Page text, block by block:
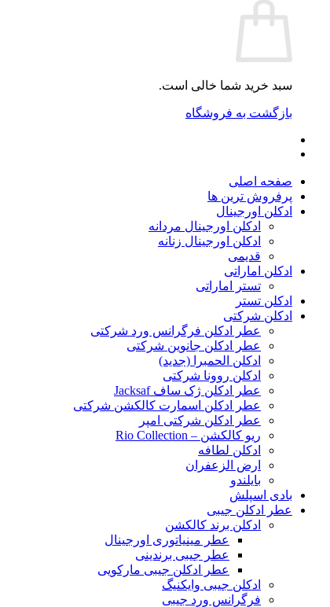
سبد خرید شما خالی است.
بازگشت به فروشگاه
صفحه اصلی
پرفروش ترین ها
ادکلن اورجینال
ادکلن اورجینال مردانه
ادکلن اورجینال زنانه
قدیمی
ادکلن اماراتی
تستر اماراتی
ادکلن تستر
ادکلن شرکتی
عطر ادکلن فرگرانس ورد شرکتی
عطر ادکلن جانوین شرکتی
ادکلن الحمبرا (جدید)
ادکلن روونا شرکتی
عطر ادکلن ژک‌ ساف Jacksaf
عطر ادکلن اسمارت کالکشن شرکتی
عطر ادکلن شرکتی امپر
ریو کالکشن – Rio Collection
ادکلن لطافه
ارض الزعفران
بایلندو
بادی اسپلش
عطر ادکلن جیبی
ادکلن برند کالکشن
عطر مینیاتوری اورجینال
عطر جیبی برندینی
عطر ادکلن جیبی مارکویی
ادکلن جیبی وایکنیگ
فرگرانس ورد جیبی